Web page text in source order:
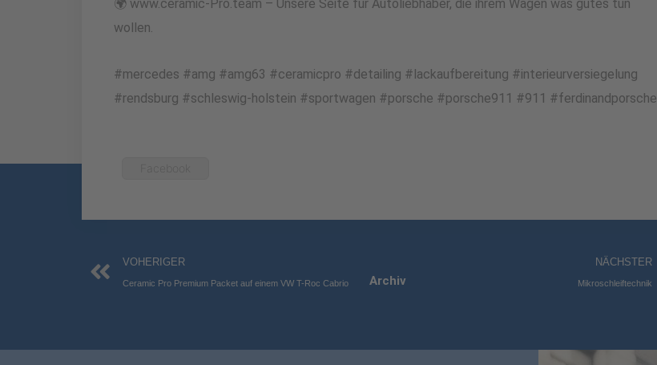
🌍 www.ceramic-Pro.team – Unsere Seite für Autoliebhaber, die ihrem Wagen was gutes tun
wollen.
#mercedes #amg #amg63 #ceramicpro #detailing #lackaufbereitung #interieurversiegelung
#rendsburg #schleswig-holstein #sportwagen #porsche #porsche911 #911 #ferdinandporsche
Archiv
Zurück
VOHERIGER
Ceramic Pro Premium Packet auf einem VW T-Roc Cabrio
NÄCHSTER
Mikroschleiftechnik